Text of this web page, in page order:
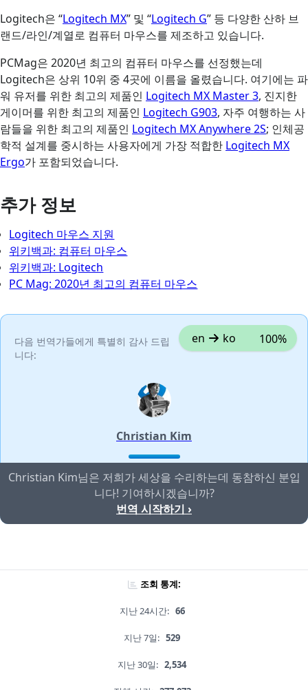
Logitech은 “Logitech MX” 및 “Logitech G” 등 다양한 산하 브
랜드/라인/계열로 컴퓨터 마우스를 제조하고 있습니다.
PCMag은 2020년 최고의 컴퓨터 마우스를 선정했는데
Logitech은 상위 10위 중 4곳에 이름을 올렸습니다. 여기에는 파
워 유저를 위한 최고의 제품인 Logitech MX Master 3, 진지한
게이머를 위한 최고의 제품인 Logitech G903, 자주 여행하는 사
람들을 위한 최고의 제품인 Logitech MX Anywhere 2S; 인체공
학적 설계를 중시하는 사용자에게 가장 적합한 Logitech MX
Ergo가 포함되었습니다.
추가 정보
Logitech 마우스 지원
위키백과: 컴퓨터 마우스
위키백과: Logitech
PC Mag: 2020년 최고의 컴퓨터 마우스
다음 번역가들에게 특별히 감사 드립
니다:
en ko 100%
Christian Kim
Christian Kim님은 저희가 세상을 수리하는데 동참하신 분입
니다! 기여하시겠습니까?
번역 시작하기 ›
조회 통계:
지난 24시간: 66
지난 7일: 529
지난 30일: 2,534